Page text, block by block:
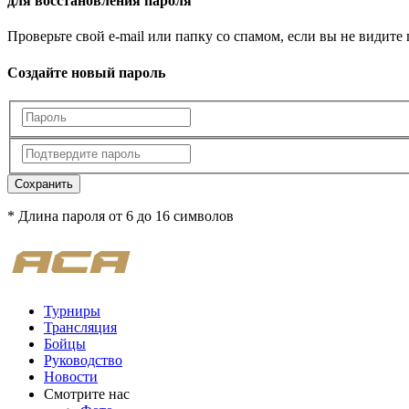
Проверьте свой e-mail или папку со спамом, если вы не видите
Создайте новый пароль
Сохранить
* Длина пароля от 6 до 16 символов
Турниры
Трансляция
Бойцы
Руководство
Новости
Смотрите нас